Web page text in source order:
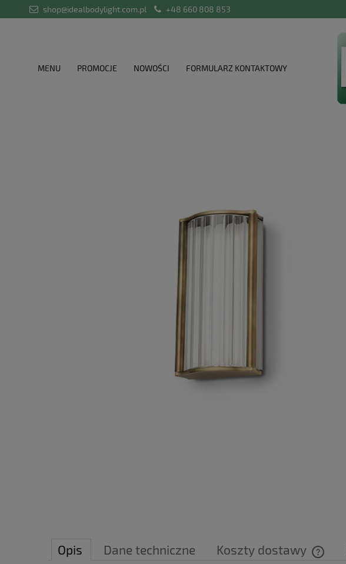
shop@idealbodylight.com.pl +48 660 808 853
MENU PROMOCJE NOWOŚCI FORMULARZ KONTAKTOWY
Opis Dane techniczne Koszty dostawy